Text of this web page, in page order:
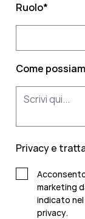
Ruolo*
Come
Privacy e
marketing
indicato
privacy.